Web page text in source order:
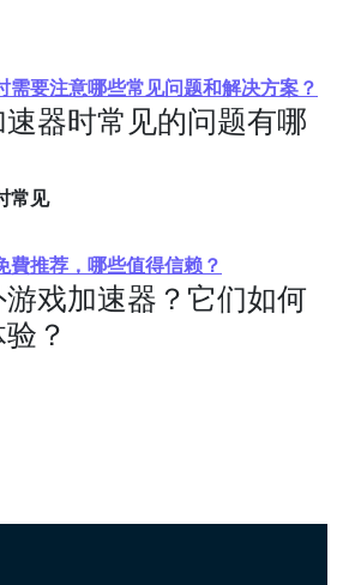
需要注意哪些常见问题和解决方案？
器时常见的问题有哪
常见
費推荐，哪些值得信赖？
戏加速器？它们如何
？